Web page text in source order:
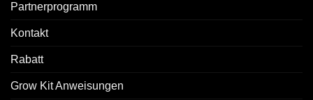
Partnerprogramm
Kontakt
Rabatt
Grow Kit Anweisungen